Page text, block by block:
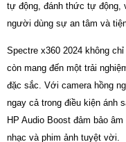
tự động, đánh thức tự động,
người dùng sự an tâm và
Spectre x360 2024 không
còn mang đến một trải
đặc sắc. Với camera hồng
ngay cả trong điều kiện ánh
HP Audio Boost đảm bảo
nhạc và phim ảnh tuyệt vời.